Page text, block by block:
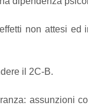
non attesi ed
il 2C-B.
assunzioni